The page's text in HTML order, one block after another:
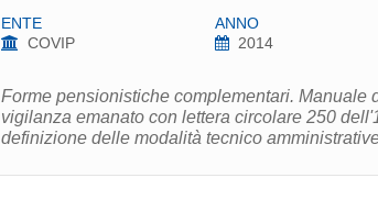
ENTE
COVIP
ANNO
2014
Forme pensionistiche complementari. Manuale
vigilanza emanato con lettera circolare 250
definizione delle modalità tecnico